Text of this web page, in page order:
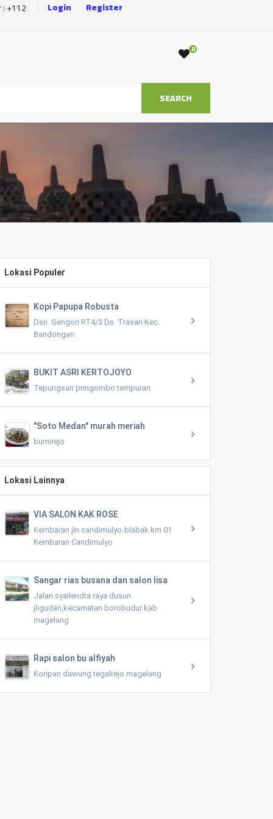
: +112 Login Register
0
SEARCH
Lokasi Populer
Kopi Papupa Robusta
Dsn. Sengon RT4/3 Ds. Trasan Kec.
Bandongan
BUKIT ASRI KERTOJOYO
Tepungsari pringombo tempuran
"Soto Medan" murah meriah
bumirejo
Lokasi Lainnya
VIA SALON KAK ROSE
Kembaran jln candimulyo-blabak km 01
Kembaran Candimulyo
Sangar rias busana dan salon lisa
Jalan syailendra raya dusun
jligudan,kecamatan borobudur kab
magelang
Rapi salon bu alfiyah
Koripan dawung tegalrejo magelang